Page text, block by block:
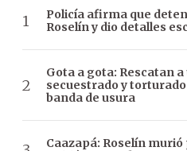
Policía afirma que
Roselín y dio detalles
Gota a gota: Rescatan
secuestrado y
banda de usura
Caazapá: Roselín